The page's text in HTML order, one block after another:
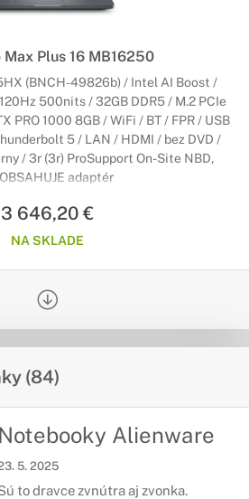
Max Plus 16 MB16250
(BNCH-49826b) / Intel AI Boost /
500nits / 32GB DDR5 / M.2 PCIe
PRO 1000 8GB / WiFi / BT / FPR / USB
5 / LAN / HDMI / bez DVD /
/ 3r (3r) ProSupport On-Site NBD,
adaptér
3 646,20 €
NA SKLADE
(84)
Notebooky Alienware
5. 2025
to dravce zvnútra aj zvonka.